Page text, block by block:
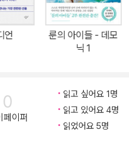
닉』이 완결된 지 11년 만의 신
에 해당하는 이번 작품은 실종
공녀를 중심으로 ‘블러디드’라
을 불러일으켜왔다. 소설의 클라
권에서는 전권에 이어 샤를로트
의 근원이 된 것으로 추정되는
의 추억 어린 거리로 돌아온 막
언
룬의 아이들 - 데모
닉 1
0
페이퍼
읽고 싶어요 1명
읽고 있어요 4명
읽었어요 5명